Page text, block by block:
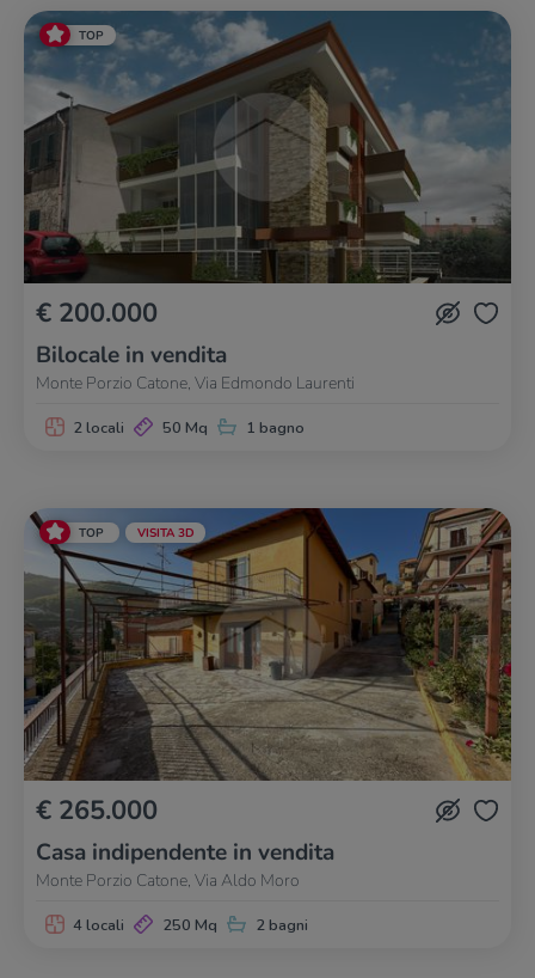
TOP
€ 200.000
Bilocale in vendita
Monte Porzio Catone, Via Edmondo Laurenti
2 locali 50 Mq 1 bagno
TOP VISITA 3D
€ 265.000
Casa indipendente in vendita
Monte Porzio Catone, Via Aldo Moro
4 locali 250 Mq 2 bagni